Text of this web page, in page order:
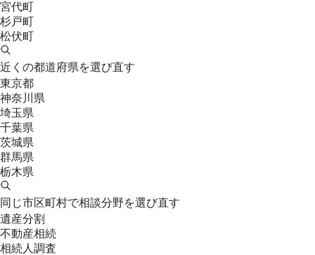
宮代町
杉戸町
松伏町
近くの都道府県を選び直す
東京都
神奈川県
埼玉県
千葉県
茨城県
群馬県
栃木県
同じ市区町村で相談分野を選び直す
遺産分割
不動産相続
相続人調査